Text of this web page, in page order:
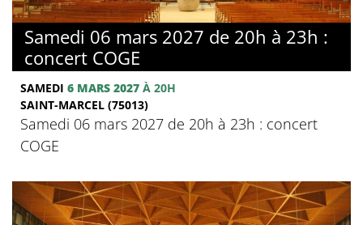
Samedi 06 mars 2027 de 20h à 23h :
concert COGE
SAMEDI 6 MARS 2027 À 20H
SAINT-MARCEL (75013)
Samedi 06 mars 2027 de 20h à 23h : concert
COGE